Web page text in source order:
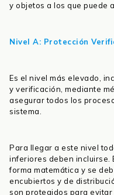
y objetos a los que puede
Nivel A: Protección
Es el nivel más elevado,
y verificación, mediante
asegurar todos los
sistema.
Para llegar a este nivel
inferiores deben incluirse.
forma matemática y se
encubiertos y de
son protegidos para